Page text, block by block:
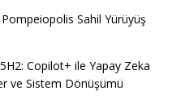
Pompeiopolis Sahil Yürüyüş
Copilot+ ile Yapay Zeka
ve Sistem Dönüşümü